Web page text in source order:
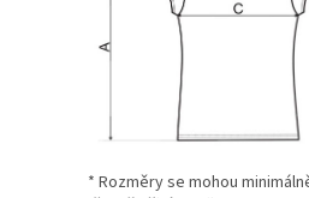
* Rozměry se mohou